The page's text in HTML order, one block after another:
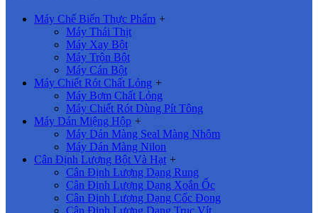
Máy Chế Biến Thực Phẩm +
Máy Thái Thịt
Máy Xay Bột
Máy Trộn Bột
Máy Cán Bột
Máy Chiết Rót Chất Lỏng +
Máy Bơm Chất Lỏng
Máy Chiết Rót Dùng Pít Tông
Máy Dán Miệng Hộp +
Máy Dán Màng Seal Màng Nhôm
Máy Dán Màng Nilon
Cân Định Lượng Bột Và Hạt +
Cân Định Lượng Dạng Rung
Cân Định Lượng Dạng Xoắn Ốc
Cân Định Lượng Dạng Cốc Đong